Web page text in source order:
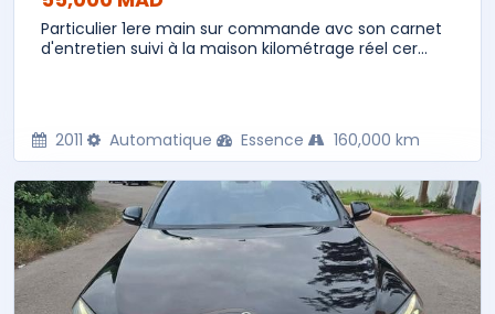
Particulier 1ere main sur commande avc son carnet
d'entretien suivi à la maison kilométrage réel cer...
2011 Automatique Essence 160,000 km